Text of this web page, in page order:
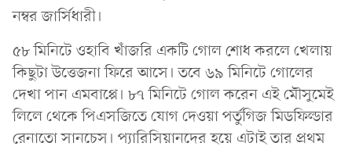
নম্বর জার্সিধারী।
৫৮ মিনিটে ওহাবি খাঁজরি একটি গোল শোধ করলে খেলায়
কিছুটা উত্তেজনা ফিরে আসে। তবে ৬৯ মিনিটে গোলের
দেখা পান এমবাপ্পে। ৮৭ মিনিটে গোল করেন এই মৌসুমেই
লিলে থেকে পিএসজিতে যোগ দেওয়া পর্তুগিজ মিডফিল্ডার
রেনাতো সানচেস। প্যারিসিয়ানদের হয়ে এটাই তার প্রথম